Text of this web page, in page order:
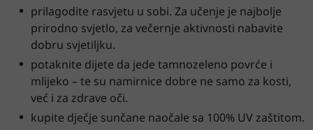
prilagodite rasvjetu u sobi. Za učenje je najbolje
prirodno svjetlo, za večernje aktivnosti nabavite
dobru svjetiljku.
potaknite dijete da jede tamnozeleno povrće i
mlijeko – te su namirnice dobre ne samo za kosti,
već i za zdrave oči.
kupite dječje sunčane naočale sa 100% UV zaštitom.